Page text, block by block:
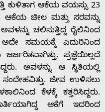
ಕುಳಿತಾಗ ಆಕೆಯ ವಯಸ್ಸು 23
ಆಕೆಯ ಚೀಲ ಮತ್ತು ಸರವನ್ನು
ಚಲಿಸುತ್ತಿದ್ದ ರೈಲಿನಿಂದ
ಅದೇ ಸಮಯಕ್ಕೆ ಎದುರಿನಿಂದ
ಪ್ರಜ್ಞೆಯಿಲ್ಲದೆ
ಅವಳನ್ನು ಆ ಸ್ಥಿತಿಯಲ್ಲಿ
ಸಂದೇಹವಿತ್ತು. ಜೀವ ಉಳಿಸಲು
ಕೆಳಕ್ಕೆ ಕತ್ತರಿಸಿದ್ದರು.
ಆಕೆಗೆ ಇದರಿಂದ